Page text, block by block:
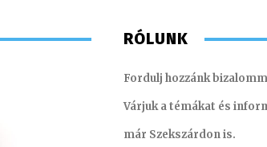
RÓLUNK
Fordulj hozzánk
Várjuk a témákat és
már Szekszárdon is.